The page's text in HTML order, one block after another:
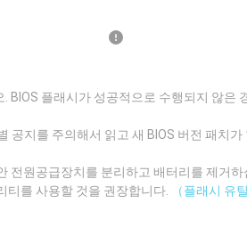
플래시가 성공적으로 수행되지 않은
지를 주의해서 읽고 새 BIOS 버전 패치
전원공급장치를 분리하고 배터리를 제거하
티를 사용할 것을 권장합니다.
（플래시 유